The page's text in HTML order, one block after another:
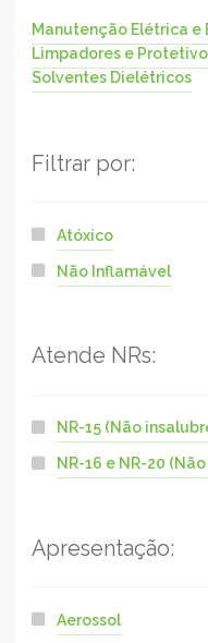
Manutenção Elétrica e
Limpadores e
Solventes Dielétricos
Filtrar por:
Atóxico
Não Inflamável
Atende NRs:
NR-15 (Não
NR-16 e NR-20
Apresentação:
Aerossol